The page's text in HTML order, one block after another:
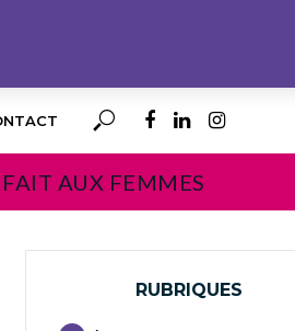
AUX FEMMES
RUBRIQUES